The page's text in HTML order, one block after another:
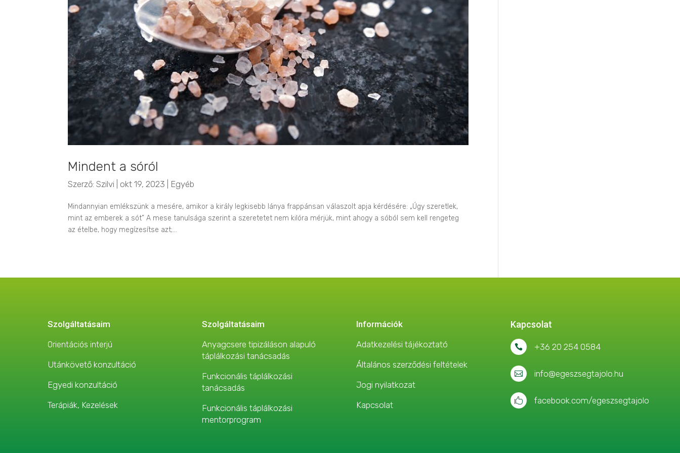
Mindent a sóról
Szerző:Szilvi okt 19, 2023 Egyéb
Mindannyian emlékszünk a mesére, amikor a király legkisebb lánya frappánsan válaszolt apja kérdésére: „Úgy szeretlek,
mint az emberek a sót” A mese tanulsága szerint a szeretetet nem kilóra mérjük, mint ahogy a sóból sem kell rengeteg
az ételbe, hogy megízesítse azt;...
Szolgáltatásaim
Orientációs interjú
Utánkövető konzultáció
Egyedi konzultáció
Terápiák, Kezelések
Szolgáltatásaim
Anyagcsere tipizáláson alapuló
táplálkozási tanácsadás
Funkcionális táplálkozási
tanácsadás
Funkcionális táplálkozási
mentorprogram
Információk
Adatkezelési tájékoztató
Általános szerződési feltételek
Jogi nyilatkozat
Kapcsolat
Kapcsolat
 +36 20 254 0584
 info@egeszsegtajolo.hu
 facebook.com/egeszsegtajolo